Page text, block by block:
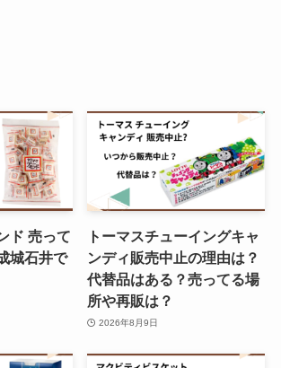
一蘭 カップ麺はコンビニで売って
る？値段はいくら？ドンキで買え
る？
オレオ販売中止の噂はなぜ？ノア
ールとの違いはなに？？
丸鶏 どこで買える?コストコで買
ド 売って
城石井で
トーマスチューイングキャ
ンディ販売中止の理由は？
代替品はある？売ってる場
所や再販は？
2026年8月9日